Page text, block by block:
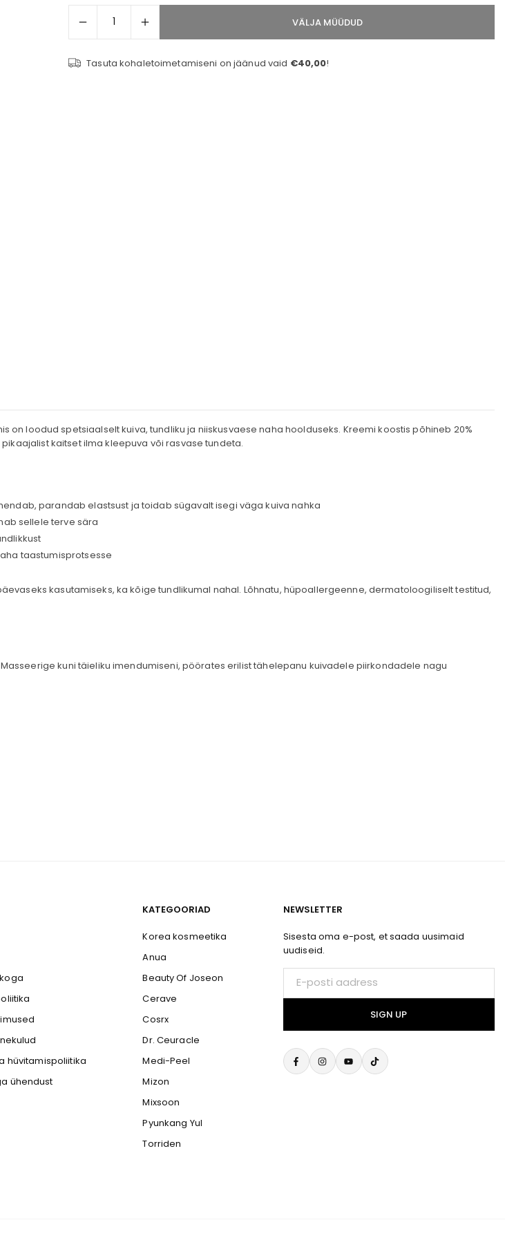
VÄLJA MÜÜDUD
Tasuta kohaletoimetamiseni on jäänud vaid €40,00!
on loodud spetsiaalselt kuiva, tundliku ja niiskusvaese naha hoolduseks. Kreemi koostis põhineb 20%
kaitset ilma kleepuva või rasvase tundeta.
parandab elastsust ja toidab sügavalt isegi väga kuiva nahka
sellele terve sära
taastumisprotsesse
kasutamiseks, ka kõige tundlikumal nahal. Lõhnatu, hüpoallergeenne, dermatoloogiliselt testitud,
kuni täieliku imendumiseni, pöörates erilist tähelepanu kuivadele piirkondadele nagu
hüvitamispoliitika
ühendust
KATEGOORIAD
Korea kosmeetika
Anua
Beauty Of Joseon
Cerave
Cosrx
Dr. Ceuracle
Medi-Peel
Mizon
Mixsoon
Pyunkang Yul
Torriden
NEWSLETTER
Sisesta oma e-post, et saada uusimaid
uudiseid.
posti
aadress
SIGN UP
FacebookInstagramYouTube
TikTok